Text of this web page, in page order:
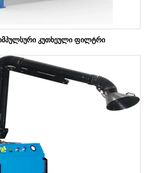
კუთხეული ფილტრი